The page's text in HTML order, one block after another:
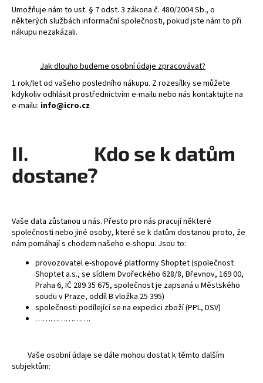
Umožňuje nám to ust. § 7 odst. 3 zákona č. 480/2004 Sb., o
některých službách informační společnosti, pokud jste nám to při
nákupu nezakázali.
Jak dlouho budeme osobní údaje zpracovávat?
1 rok/let od vašeho posledního nákupu. Z rozesílky se můžete
kdykoliv odhlásit prostřednictvím e-mailu nebo nás kontaktujte na
e-mailu: info@icro.cz
II. Kdo se k datům
dostane?
Vaše data zůstanou u nás. Přesto pro nás pracují některé
společnosti nebo jiné osoby, které se k datům dostanou proto, že
nám pomáhají s chodem našeho e-shopu. Jsou to:
provozovatel e-shopové platformy Shoptet (společnost
Shoptet a.s., se sídlem Dvořeckého 628/8, Břevnov, 169 00,
Praha 6, IČ 289 35 675, společnost je zapsaná u Městského
soudu v Praze, oddíl B vložka 25 395)
společnosti podílející se na expedici zboží (PPL, DSV)
………………….
Vaše osobní údaje se dále mohou dostat k těmto dalším
subjektům: